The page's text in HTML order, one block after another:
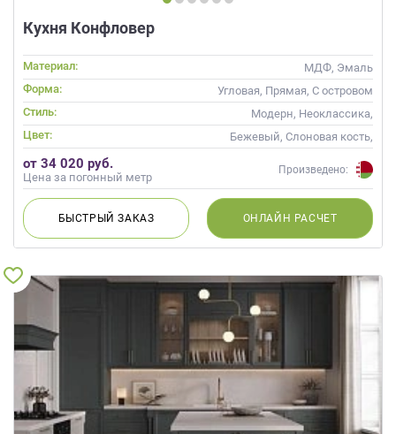
Кухня Конфловер
Материал:
МДФ, Эмаль
Форма:
Угловая, Прямая, С островом
Стиль:
Модерн, Неоклассика,
Современные
Цвет:
Бежевый, Слоновая кость,
Кремовый, Капучино
от 34 020 руб.
Цена за погонный метр
Произведено:
БЫСТРЫЙЗАКАЗ ОНЛАЙН РАСЧЕТ